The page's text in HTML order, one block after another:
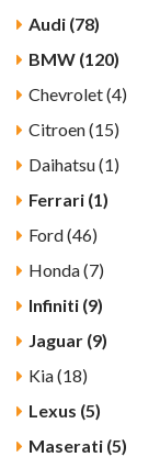
Audi (78)
BMW (120)
Chevrolet (4)
Citroen (15)
Daihatsu (1)
Ferrari (1)
Ford (46)
Honda (7)
Infiniti (9)
Jaguar (9)
Kia (18)
Lexus (5)
Maserati (5)